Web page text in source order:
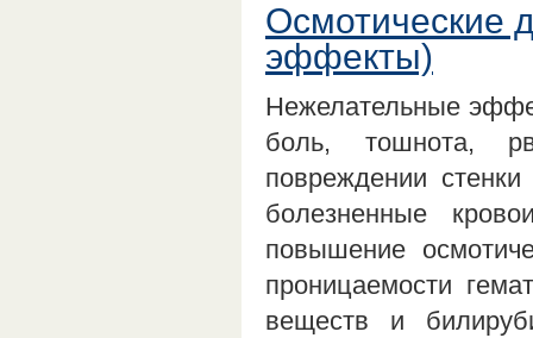
Осмотические
эффекты)
Нежелательные
боль, тошнота,
повреждении
болезненные
повышение
проницаемости
веществ и